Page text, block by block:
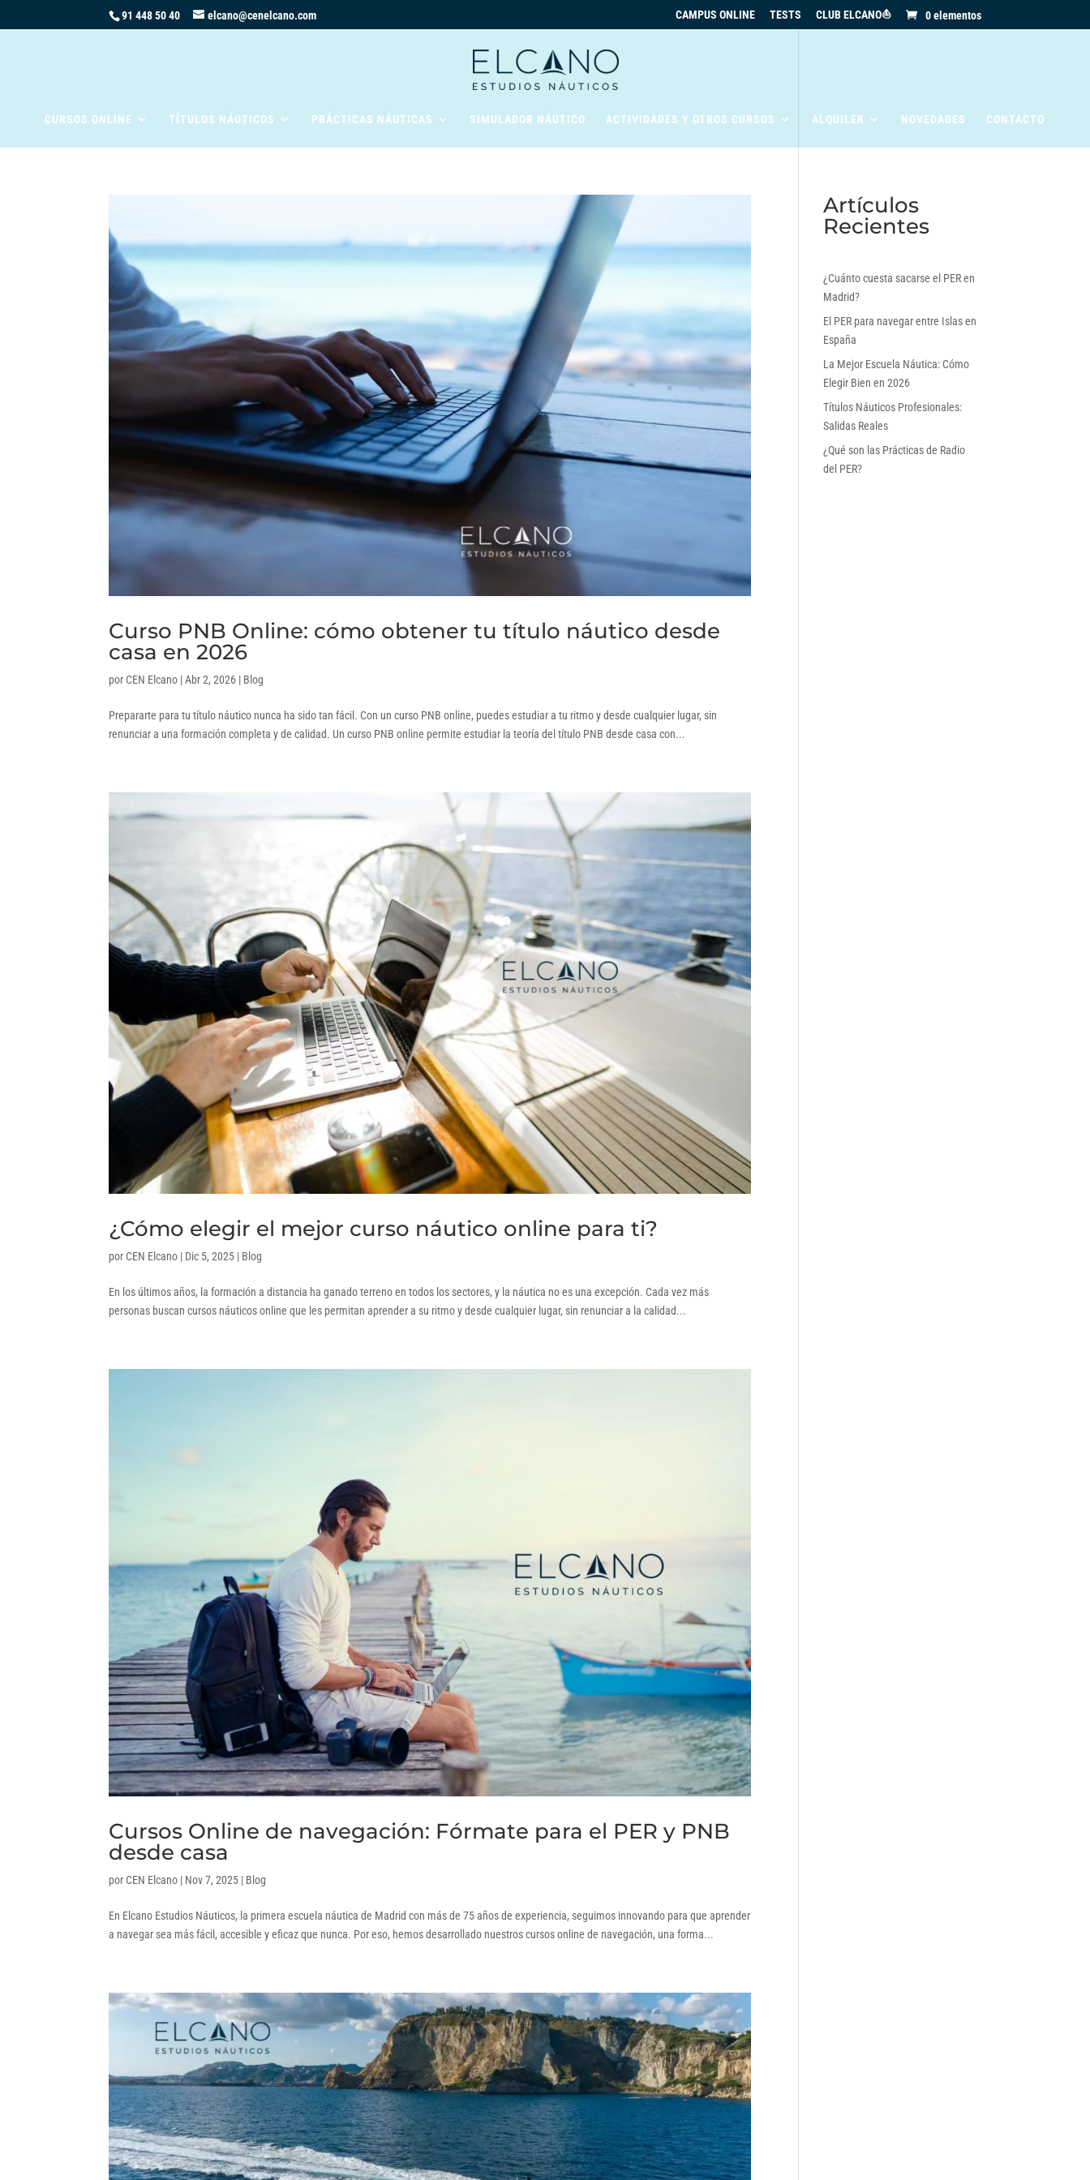
91 448 50 40 elcano@cenelcano.com CAMPUS ONLINE TESTS CLUB ELCANO⛵ 0 elementos
CURSOS ONLINE TÍTULOS NÁUTICOS PRÁCTICAS NÁUTICAS SIMULADOR NÁUTICO ACTIVIDADES Y OTROS CURSOS ALQUILER NOVEDADES CONTACTO
Curso PNB Online: cómo obtener tu título náutico desde
casa en 2026
por CEN Elcano |Abr 2, 2026 | Blog
Prepararte para tu título náutico nunca ha sido tan fácil. Con un curso PNB online, puedes estudiar a tu ritmo y desde cualquier lugar, sin
renunciar a una formación completa y de calidad. Un curso PNB online permite estudiar la teoría del título PNB desde casa con...
¿Cómo elegir el mejor curso náutico online para ti?
por CEN Elcano | Dic 5, 2025 | Blog
En los últimos años, la formación a distancia ha ganado terreno en todos los sectores, y la náutica no es una excepción. Cada vez más
personas buscan cursos náuticos online que les permitan aprender a su ritmo y desde cualquier lugar, sin renunciar a la calidad...
Cursos Online de navegación: Fórmate para el PER y PNB
desde casa
por CEN Elcano | Nov 7, 2025 | Blog
En Elcano Estudios Náuticos, la primera escuela náutica de Madrid con más de 75 años de experiencia, seguimos innovando para que aprender
a navegar sea más fácil, accesible y eficaz que nunca. Por eso, hemos desarrollado nuestros cursos online de navegación, una forma...
Artículos
Recientes
¿Cuánto cuesta sacarse el PER en
Madrid?
El PER para navegar entre Islas en
España
La Mejor Escuela Náutica: Cómo
Elegir Bien en 2026
Títulos Náuticos Profesionales:
Salidas Reales
¿Qué son las Prácticas de Radio
del PER?